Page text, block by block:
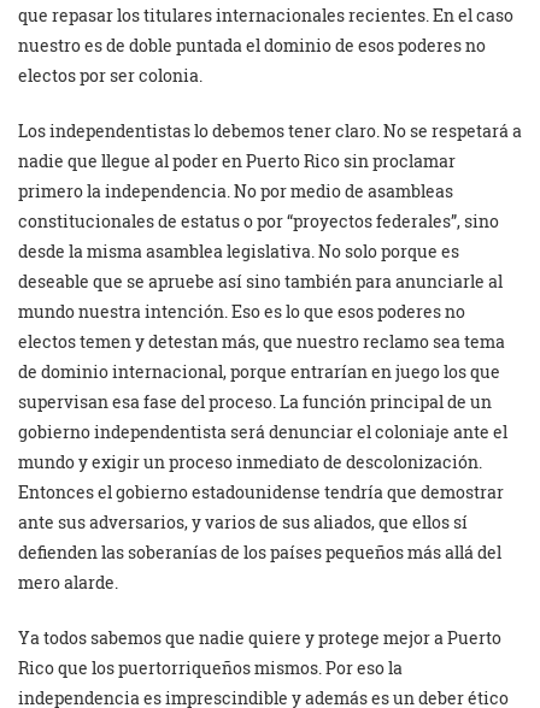
que repasar los titulares internacionales recientes. En el caso
nuestro es de doble puntada el dominio de esos poderes no
electos por ser colonia.
Los independentistas lo debemos tener claro. No se respetará a
nadie que llegue al poder en Puerto Rico sin proclamar
primero la independencia. No por medio de asambleas
constitucionales de estatus o por “proyectos federales”, sino
desde la misma asamblea legislativa. No solo porque es
deseable que se apruebe así sino también para anunciarle al
mundo nuestra intención. Eso es lo que esos poderes no
electos temen y detestan más, que nuestro reclamo sea tema
de dominio internacional, porque entrarían en juego los que
supervisan esa fase del proceso. La función principal de un
gobierno independentista será denunciar el coloniaje ante el
mundo y exigir un proceso inmediato de descolonización.
Entonces el gobierno estadounidense tendría que demostrar
ante sus adversarios, y varios de sus aliados, que ellos sí
defienden las soberanías de los países pequeños más allá del
mero alarde.
Ya todos sabemos que nadie quiere y protege mejor a Puerto
Rico que los puertorriqueños mismos. Por eso la
independencia es imprescindible y además es un deber ético